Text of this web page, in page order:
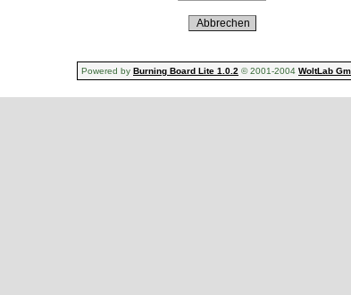
Powered by Burning Board Lite 1.0.2 © 2001-2004 WoltLab